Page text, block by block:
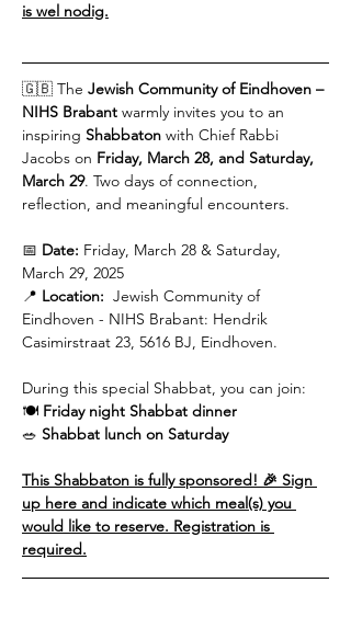
is wel nodig.
🇬🇧 The Jewish Community of Eindhoven –
NIHS Brabant warmly invites you to an
inspiring Shabbaton with Chief Rabbi
Jacobs on Friday, March 28, and Saturday,
March 29. Two days of connection,
reflection, and meaningful encounters.
📅 Date: Friday, March 28 & Saturday,
March 29, 2025
📍 Location: Jewish Community of
Eindhoven - NIHS Brabant: Hendrik
Casimirstraat 23, 5616 BJ, Eindhoven.
During this special Shabbat, you can join:
🍽 Friday night Shabbat dinner
🥗 Shabbat lunch on Saturday
This Shabbaton is fully sponsored! 🎉 Sign
up here and indicate which meal(s) you
would like to reserve. Registration is
required.